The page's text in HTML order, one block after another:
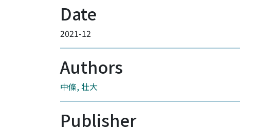
Date
2021-12
Authors
中條, 壮大
Publisher